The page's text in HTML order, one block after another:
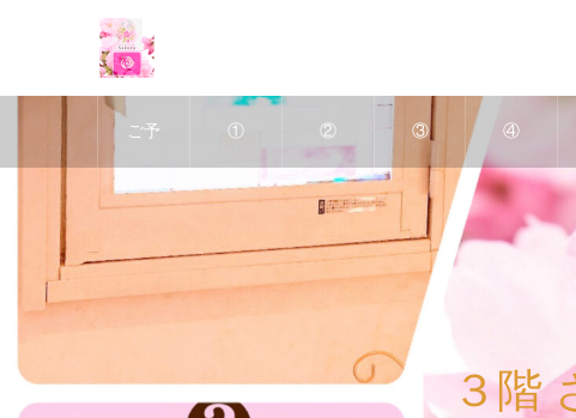
ご予
約
①
深層
②
ヘッ
ドス
③
アポ
クリ
ン・
④
美肌
３階